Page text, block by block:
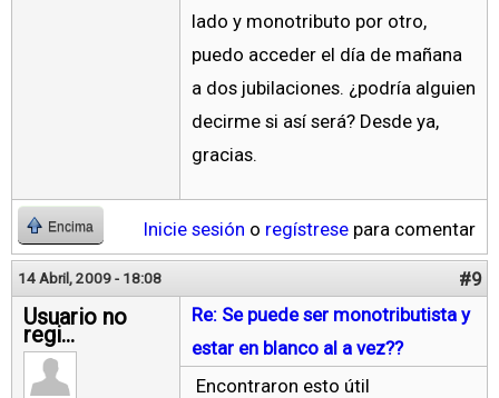
lado y monotributo por otro,
puedo acceder el día de mañana
a dos jubilaciones. ¿podría alguien
decirme si así será? Desde ya,
gracias.
Encima Inicie sesión o regístrese para comentar
14 Abril, 2009 - 18:08 #9
Usuario no
regi...
Re: Se puede ser monotributista y
estar en blanco al a vez??
Encontraron esto útil